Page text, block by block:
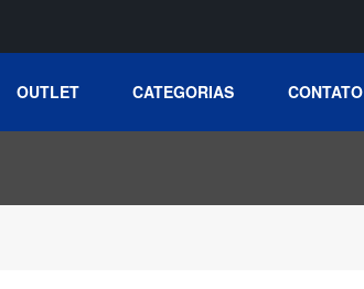
OUTLET CATEGORIAS CONTATO